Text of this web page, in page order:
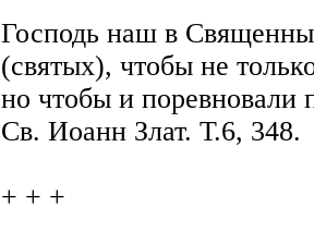
Господь наш в
(святых), чтобы не
но чтобы и поревновали
Св. Иоанн Злат. Т.6, 348.
+ + +